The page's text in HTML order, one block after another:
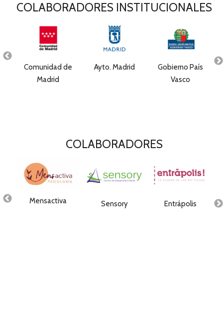
COLABORADORES INSTITUCIONALES
Comunidad de
Madrid
Ayto. Madrid
Gobierno País
Vasco
COLABORADORES
Mensactiva Sensory Entrápolis